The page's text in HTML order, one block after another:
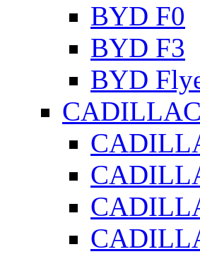
BYD F0
BYD F3
BYD
CADILLAC